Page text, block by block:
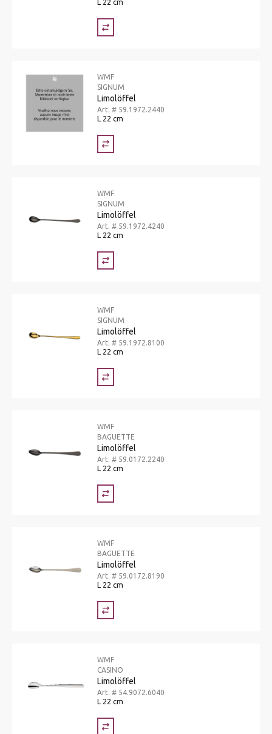
WMF
SIGNUM
Limolöffel
Art. # 59.1972.2440
L 22 cm
WMF
SIGNUM
Limolöffel
Art. # 59.1972.4240
L 22 cm
WMF
SIGNUM
Limolöffel
Art. # 59.1972.8100
L 22 cm
WMF
BAGUETTE
Limolöffel
Art. # 59.0172.2240
L 22 cm
WMF
BAGUETTE
Limolöffel
Art. # 59.0172.8190
L 22 cm
WMF
CASINO
Limolöffel
Art. # 54.9072.6040
L 22 cm